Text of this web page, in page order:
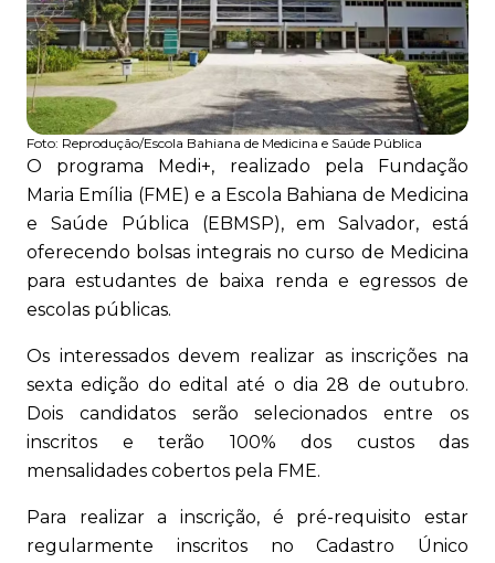
Foto: Reprodução/Escola Bahiana de Medicina e Saúde Pública
O programa Medi+, realizado pela Fundação
Maria Emília (FME) e a Escola Bahiana de Medicina
e Saúde Pública (EBMSP), em Salvador, está
oferecendo bolsas integrais no curso de Medicina
para estudantes de baixa renda e egressos de
escolas públicas.
Os interessados devem realizar as inscrições na
sexta edição do edital até o dia 28 de outubro.
Dois candidatos serão selecionados entre os
inscritos e terão 100% dos custos das
mensalidades cobertos pela FME.
Para realizar a inscrição, é pré-requisito estar
regularmente inscritos no Cadastro Único